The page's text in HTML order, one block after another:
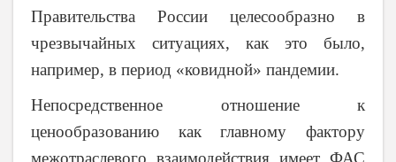
Правительства России целесообразно в
чрезвычайных ситуациях, как это было,
например, в период «ковидной» пандемии.
Непосредственное отношение к
ценообразованию как главному фактору
межотраслевого взаимодействия имеет ФАС